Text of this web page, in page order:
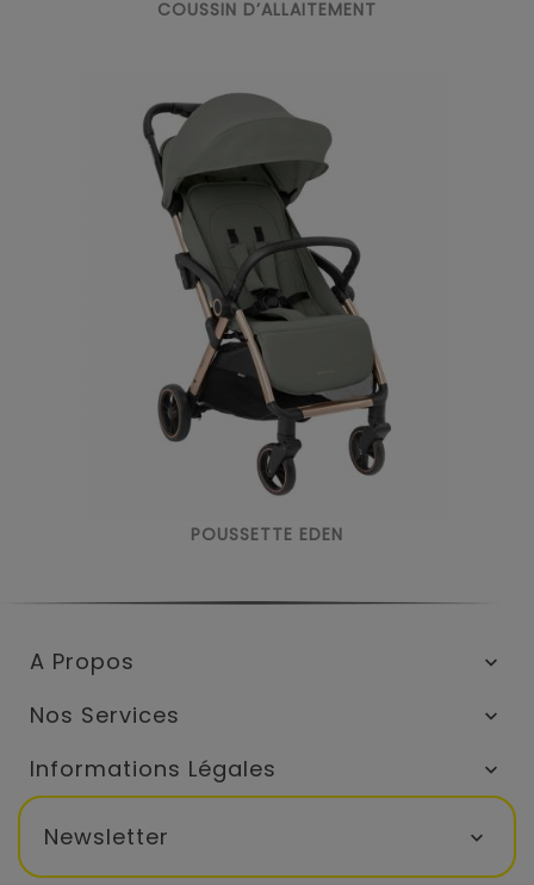
COUSSIN D’ALLAITEMENT
POUSSETTE EDEN
A Propos 
Nos Services 
Informations Légales 
Newsletter 